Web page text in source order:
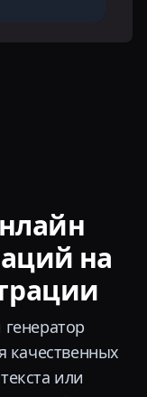
на
качественных
или